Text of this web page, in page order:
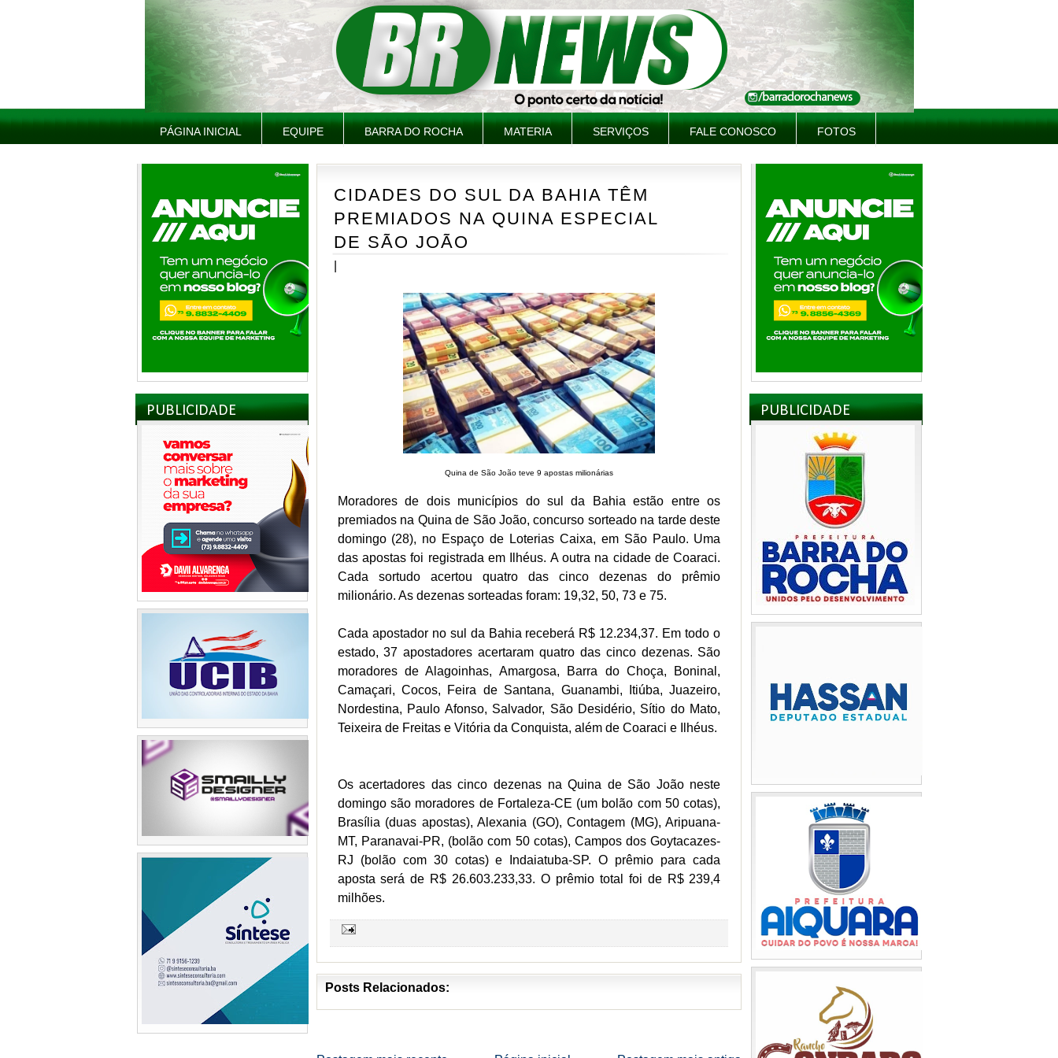
PÁGINA INICIAL EQUIPE BARRA DO ROCHA MATERIA SERVIÇOS FALE CONOSCO FOTOS
PUBLICIDADE
CIDADES DO SUL DA BAHIA TÊM
PREMIADOS NA QUINA ESPECIAL
DE SÃO JOÃO
Quina de São João teve 9 apostas milionárias
Moradores de dois municípios do sul da Bahia estão entre os
premiados na Quina de São João, concurso sorteado na tarde deste
domingo (28), no Espaço de Loterias Caixa, em São Paulo. Uma
das apostas foi registrada em Ilhéus. A outra na cidade de Coaraci.
Cada sortudo acertou quatro das cinco dezenas do prêmio
milionário. As dezenas sorteadas foram: 19,32, 50, 73 e 75.
Cada apostador no sul da Bahia receberá R$ 12.234,37. Em todo o
estado, 37 apostadores acertaram quatro das cinco dezenas. São
moradores de Alagoinhas, Amargosa, Barra do Choça, Boninal,
Camaçari, Cocos, Feira de Santana, Guanambi, Itiúba, Juazeiro,
Nordestina, Paulo Afonso, Salvador, São Desidério, Sítio do Mato,
Teixeira de Freitas e Vitória da Conquista, além de Coaraci e Ilhéus.
Os acertadores das cinco dezenas na Quina de São João neste
domingo são moradores de Fortaleza-CE (um bolão com 50 cotas),
Brasília (duas apostas), Alexania (GO), Contagem (MG), Aripuana-
MT, Paranavai-PR, (bolão com 50 cotas), Campos dos Goytacazes-
RJ (bolão com 30 cotas) e Indaiatuba-SP. O prêmio para cada
aposta será de R$ 26.603.233,33. O prêmio total foi de R$ 239,4
milhões.
Posts Relacionados:
PUBLICIDADE